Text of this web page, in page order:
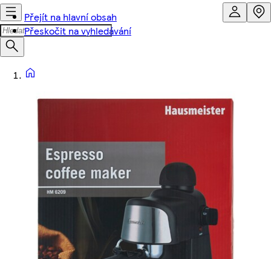
Přejít na hlavní obsah
Přeskočit na vyhledávání